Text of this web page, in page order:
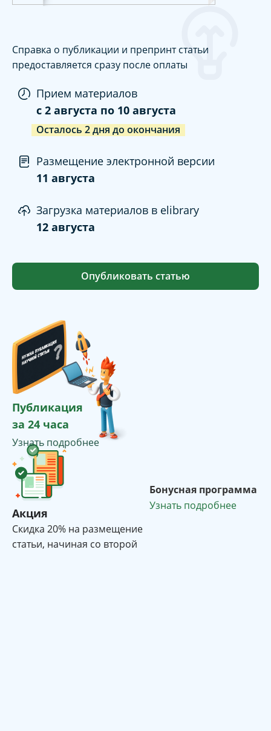
Справка о публикации и препринт статьи
предоставляется сразу после оплаты
Прием материалов
c 2 августа по 10 августа
Осталось 2дня до окончания
Размещение электронной версии
11 августа
Загрузка материалов в elibrary
12 августа
Опубликовать статью
Публикация
за 24 часа
Узнать подробнее
Акция
Cкидка 20% на размещение
статьи, начиная со второй
Бонусная программа
Узнать подробнее